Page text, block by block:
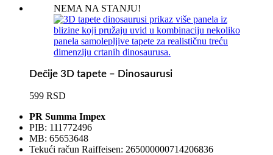
je
bila:
550 RSD.
je:
385 RSD.
NEMA NA STANJU!
Dečije 3D tapete – Dinosaurusi
599 RSD
PR Summa Impex
PIB: 111772496
MB: 65653648
Tekući račun Raiffeisen: 265000000714206836